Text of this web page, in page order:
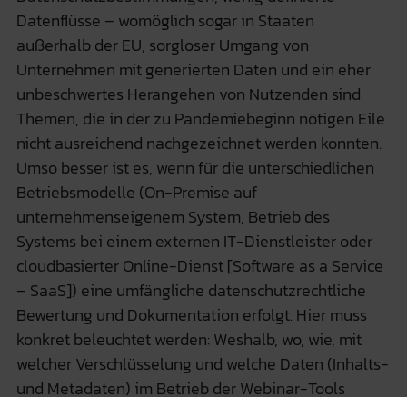
Datenflüsse – womöglich sogar in Staaten
außerhalb der EU, sorgloser Umgang von
Unternehmen mit generierten Daten und ein eher
unbeschwertes Herangehen von Nutzenden sind
Themen, die in der zu Pandemiebeginn nötigen Eile
nicht ausreichend nachgezeichnet werden konnten.
Umso besser ist es, wenn für die unterschiedlichen
Betriebsmodelle (On-Premise auf
unternehmenseigenem System, Betrieb des
Systems bei einem externen IT-Dienstleister oder
cloudbasierter Online-Dienst [Software as a Service
– SaaS]) eine umfängliche datenschutzrechtliche
Bewertung und Dokumentation erfolgt. Hier muss
konkret beleuchtet werden: Weshalb, wo, wie, mit
welcher Verschlüsselung und welche Daten (Inhalts-
und Metadaten) im Betrieb der Webinar-Tools